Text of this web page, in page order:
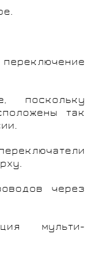
поскольку
так
через
мульти-